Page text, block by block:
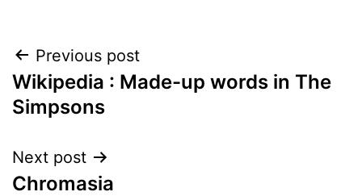
Post
navigation
Previous post
Wikipedia : Made-up words in The
Simpsons
Next post
Chromasia